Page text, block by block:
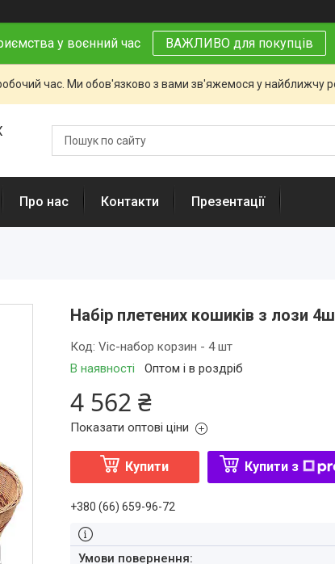
у воєнний час ВАЖЛИВО для покупців
час. Ми обов'язково з вами зв'яжемося у найближчу
Про нас Контакти Презентації
Набір плетених кошиків з лози
В наявності Оптом і в роздріб
Код: Vic-набор корзин - 4 шт
4 562 ₴
Показати оптові ціни
Купити Купити з
+380 (66) 659-96-72